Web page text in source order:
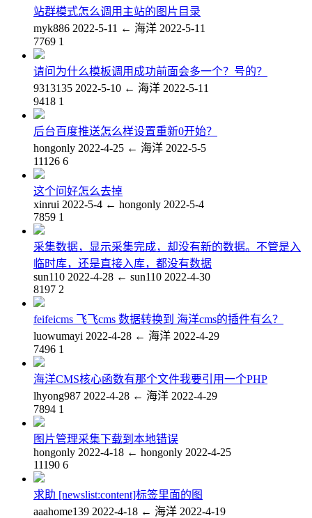
站群模式怎么调用主站的图片目录
myk886 2022-5-11 ← 海洋 2022-5-11
7769 1
请问为什么模板调用成功前面会多一个？号的？
9313135 2022-5-10 ← 海洋 2022-5-11
9418 1
后台百度推送怎么样设置重新0开始？
hongonly 2022-4-25 ← 海洋 2022-5-5
11126 6
这个问好怎么去掉
xinrui 2022-5-4 ← hongonly 2022-5-4
7859 1
采集数据，显示采集完成，却没有新的数据。不管是入
临时库，还是直接入库，都没有数据
sun110 2022-4-28 ← sun110 2022-4-30
8197 2
feifeicms 飞飞cms 数据转换到 海洋cms的插件有么？
luowumayi 2022-4-28 ← 海洋 2022-4-29
7496 1
海洋CMS核心函数有那个文件我要引用一个PHP
lhyong987 2022-4-28 ← 海洋 2022-4-29
7894 1
图片管理采集下载到本地错误
hongonly 2022-4-18 ← hongonly 2022-4-25
11190 6
求助 [newslist:content]标签里面的图
aaahome139 2022-4-18 ← 海洋 2022-4-19